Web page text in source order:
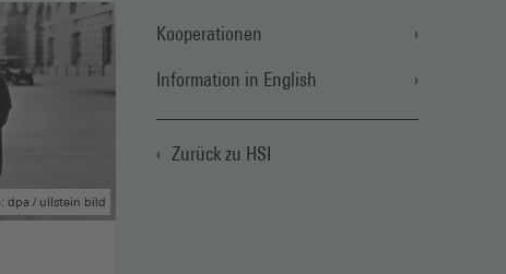
dpa / ullstein bild
Kooperationen
Information in English
Zurück zu HSI